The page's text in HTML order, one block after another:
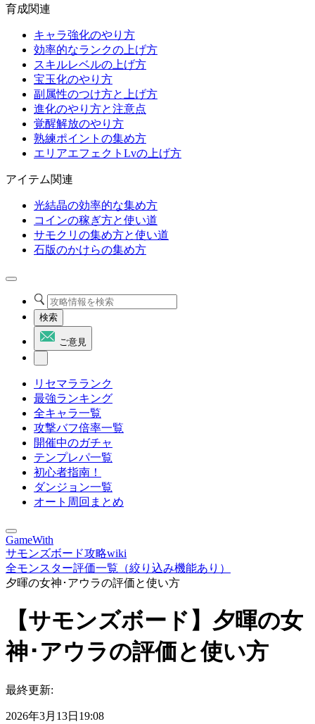
育成関連
キャラ強化のやり方
効率的なランクの上げ方
スキルレベルの上げ方
宝玉化のやり方
副属性のつけ方と上げ方
進化のやり方と注意点
覚醒解放のやり方
熟練ポイントの集め方
エリアエフェクトLvの上げ方
アイテム関連
光結晶の効率的な集め方
コインの稼ぎ方と使い道
サモクリの集め方と使い道
石版のかけらの集め方
検索
ご意見
リセマラランク
最強ランキング
全キャラ一覧
攻撃バフ倍率一覧
開催中のガチャ
テンプレパ一覧
初心者指南！
ダンジョン一覧
オート周回まとめ
GameWith
サモンズボード攻略wiki
全モンスター評価一覧（絞り込み機能あり）
夕暉の女神･アウラの評価と使い方
【サモンズボード】夕暉の女
神･アウラの評価と使い方
最終更新:
2026年3月13日19:08